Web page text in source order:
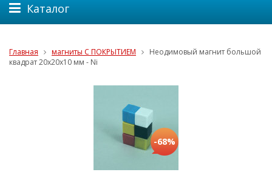
Каталог
Главная магниты С ПОКРЫТИЕМ
Неодимовый магнит большой
квадрат 20х20х10 мм - Ni
-68%